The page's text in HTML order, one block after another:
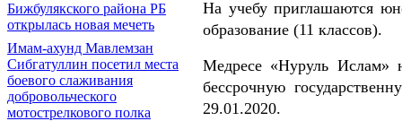
Бижбулякского района РБ
открылась новая мечеть
Имам-ахунд Мавлемзан
Сибгатуллин посетил места
боевого слаживания
добровольческого
мотострелкового полка
На учебу приглашаются
образование (11 классов).
Медресе «Нуруль Ислам»
бессрочную
29.01.2020.